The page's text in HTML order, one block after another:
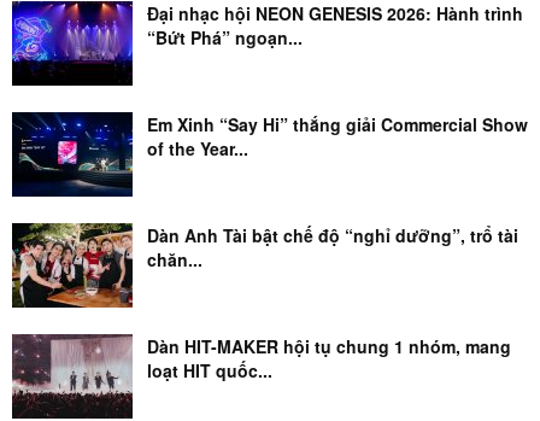
Đại nhạc hội NEON GENESIS 2026: Hành trình
“Bứt Phá” ngoạn...
Em Xinh “Say Hi” thắng giải Commercial Show
of the Year...
Dàn Anh Tài bật chế độ “nghỉ dưỡng”, trổ tài
chăn...
Dàn HIT-MAKER hội tụ chung 1 nhóm, mang
loạt HIT quốc...